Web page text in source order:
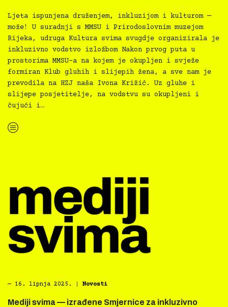
Ljeta ispunjena druženjem, inkluzijom i kulturom —
može! U suradnji s MMSU i Prirodoslovnim muzejom
Rijeka, udruga Kultura svima svugdje organizirala je
inkluzivno vodstvo izložbom Nakon prvog puta u
prostorima MMSU-a na kojem je okupljen i svježe
formiran Klub gluhih i slijepih žena, a sve nam je
prevodila na HZJ naša Ivona Križić. Uz gluhe i
slijepe posjetitelje, na vodstvu su okupljeni i
čujući i…
“Inkluzivno vodstvo izložbom Nakon prvog puta, MMSU”
― 16. lipnja 2025. Novosti
Mediji svima — izrađene Smjernice za inkluzivno